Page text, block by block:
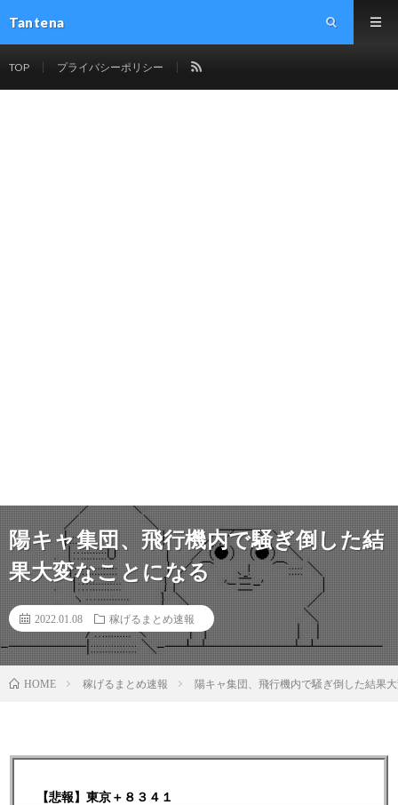
Tantena
TOP プライバシーポリシー
陽キャ集団、飛行機内で騒ぎ倒した結
果大変なことになる
2022.01.08 稼げるまとめ速報
HOME 稼げるまとめ速報 陽キャ集団、飛行機内で騒ぎ倒した結果
【悲報】東京＋８３４１